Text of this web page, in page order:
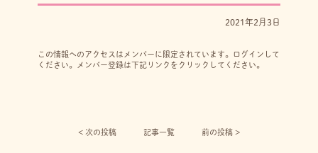
2021年2月3日
この情報へのアクセスはメンバーに限定されています。ログインして
ください。メンバー登録は下記リンクをクリックしてください。
< 次の投稿︎ 記事一覧 前の投稿 >